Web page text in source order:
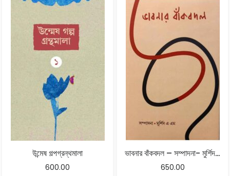
উন্মেষ গল্পগ্রন্থমালা
600.00
ভাবনার বাঁকবদল – সম্পাদনা- মুর্শিদ এ এম
650.00